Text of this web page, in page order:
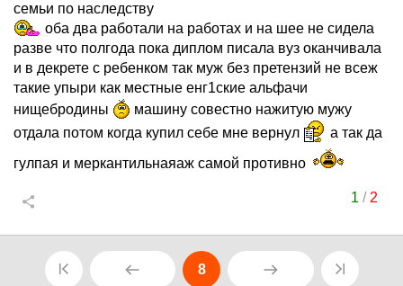
семьи по наследству
оба два работали на работах и на шее не сидела
разве что полгода пока диплом писала вуз оканчивала
и в декрете с ребенком так муж без претензий не всеж
такие упыри как местные енг1ские альфачи
нищебродины
машину совестно нажитую мужу
отдала потом когда купил себе мне вернул
а так да
гулпая и меркантильнаяаж самой противно
1 / 2
8